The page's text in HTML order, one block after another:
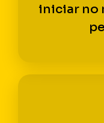
iniciar no